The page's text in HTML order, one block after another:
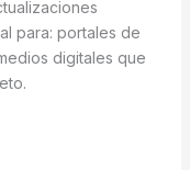
para: portales de
digitales que